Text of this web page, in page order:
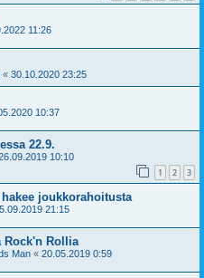
11:26
« 30.10.2020 23:25
10:37
22.9.
10:10
1 2 3
joukkorahoitusta
21:15
Rock'n Rollia
Man « 20.05.2019 0:59